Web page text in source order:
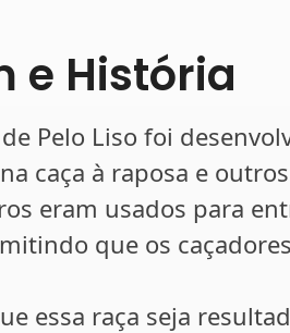
e História
Pelo Liso foi
caça à raposa e
eram usados para
que os
essa raça seja